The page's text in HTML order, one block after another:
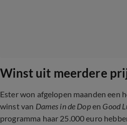
Winst uit meerdere
Esterwon afgelopen maanden een
winst van Dames in de Dopen Good
programma haar 25.000 euro